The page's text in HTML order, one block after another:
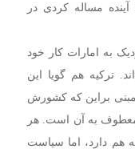
مساله کردی در
به امارات کار خود
ترکیه هم گویا این
براین که کشورش
معطوف به آن است. هر
هم دارد، اما سیاست